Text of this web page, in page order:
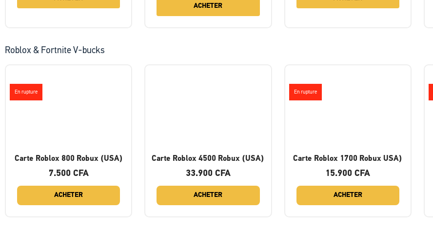
ACHETER
Roblox & Fortnite V-bucks
Carte Roblox 800 Robux (USA)
En rupture
7.500 CFA
ACHETER
Carte Roblox 4500 Robux (USA)
33.900 CFA
ACHETER
Carte Roblox 1700 Robux USA)
En rupture
15.900CFA
ACHETER